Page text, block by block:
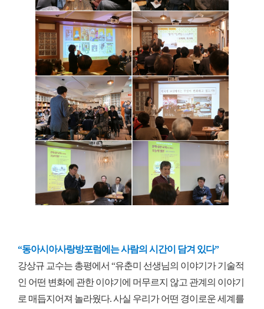
“동아시아사랑방포럼에는 사람의 시간이 담겨 있다”
강상규 교수는 총평에서 “유춘미 선생님의 이야기가 기술적
인 어떤 변화에 관한 이야기에 머무르지 않고 관계의 이야기
로 매듭지어져 놀라웠다. 사실 우리가 어떤 경이로운 세계를